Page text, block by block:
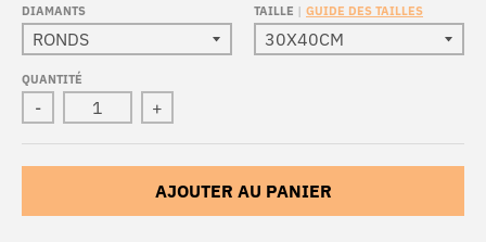
DIAMANTS TAILLE GUIDE DES TAILLES
QUANTITÉ
- +
AJOUTER AU PANIER